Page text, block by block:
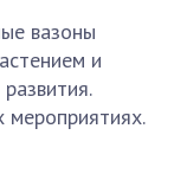
вазоны
и
мероприятиях.